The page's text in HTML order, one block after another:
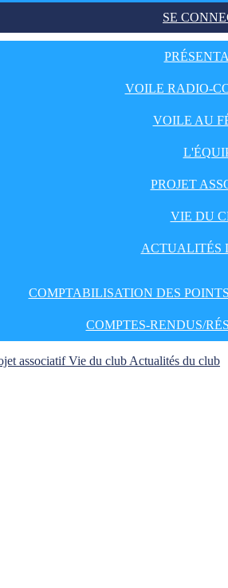
SE
VOILE RADIO-
VOILE AU
PROJET
VIE DU
ACTUALITÉS
COMPTABILISATION DES
COMPTES-RENDUS/
associatifVie du club Actualités du club